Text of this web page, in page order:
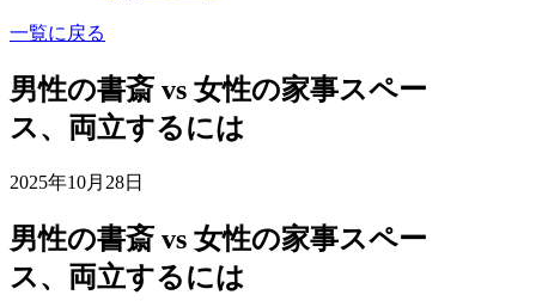
一覧に戻る
男性の書斎 vs 女性の家事スペー
ス、両立するには
2025年10月28日
男性の書斎 vs 女性の家事スペー
ス、両立するには